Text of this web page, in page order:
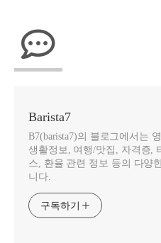
Barista7
B7(barista7)의 블로그에서는
생활정보, 여행/맛집, 자격증,
스, 환율 관련 정보 등의 다양
니다.
구독하기